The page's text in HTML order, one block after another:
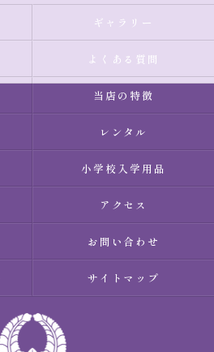
ギャラリー
よくある質問
当店の特徴
レンタル
小学校入学用品
アクセス
お問い合わせ
サイトマップ